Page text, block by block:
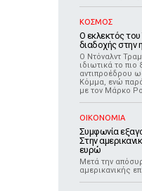
ΚΟΣΜΟΣ
Ο εκλεκτός
διαδοχής στην
Ο Ντόναλντ
ιδιωτικά το
αντιπροέδρου
Κόμμα, ενώ
με τον Μάρκο
ΟΙΚΟΝΟΜΙΑ
Συμφωνία
Στην
ευρώ
Μετά την
αμερικανικής